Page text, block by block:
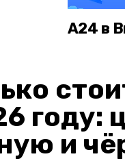
А24 в
году:
и